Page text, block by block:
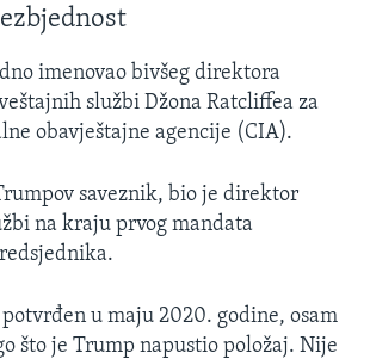
imenovao bivšeg direktora
službi Džona Ratcliffea za
obavještajne agencije (CIA).
saveznik, bio je direktor
na kraju prvog mandata
u maju 2020. godine, osam
što je Trump napustio položaj. Nije